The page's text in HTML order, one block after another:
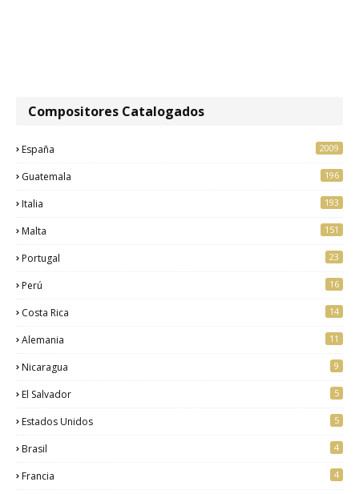
Compositores Catalogados
España 2009
Guatemala 196
Italia 193
Malta 151
Portugal 23
Perú 16
Costa Rica 14
Alemania 11
Nicaragua 9
El Salvador 5
Estados Unidos 5
Brasil 4
Francia 4